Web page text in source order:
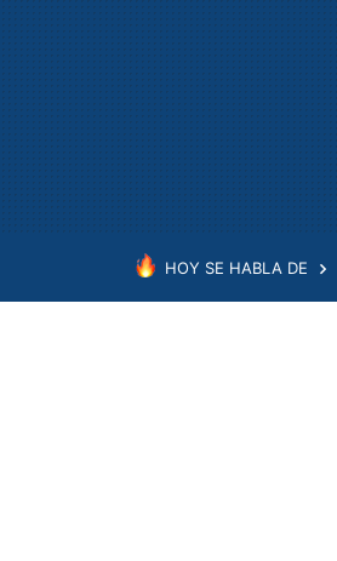
HOY SE HABLA DE